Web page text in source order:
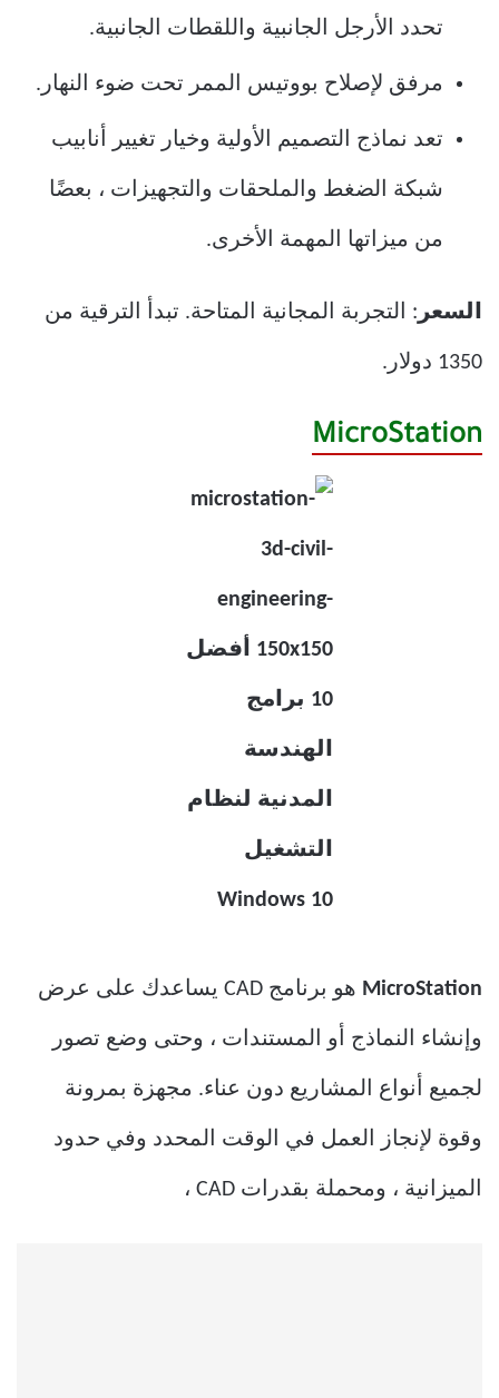
تحدد الأرجل الجانبية واللقطات الجانبية.
مرفق لإصلاح بووتيس الممر تحت ضوء النهار.
تعد نماذج التصميم الأولية وخيار تغيير أنابيب
شبكة الضغط والملحقات والتجهيزات ، بعضًا
من ميزاتها المهمة الأخرى.
السعر : التجربة المجانية المتاحة. تبدأ الترقية من
1350 دولار.
MicroStation
MicroStation هو برنامج CAD يساعدك على عرض
وإنشاء النماذج أو المستندات ، وحتى وضع تصور
لجميع أنواع المشاريع دون عناء. مجهزة بمرونة
وقوة لإنجاز العمل في الوقت المحدد وفي حدود
الميزانية ، ومحملة بقدرات CAD ،